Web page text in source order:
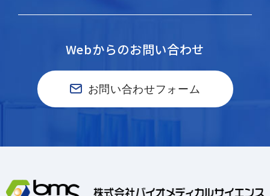
Webからのお問い合わせ
お問い合わせフォーム